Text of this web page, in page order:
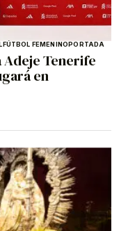
FÚTBOL FEMENINOPORTADA
Adeje Tenerife
en